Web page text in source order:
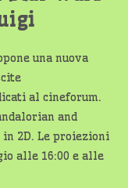
una nuova
al cineforum.
and
in 2D. Le proiezioni
alle 16:00 e alle